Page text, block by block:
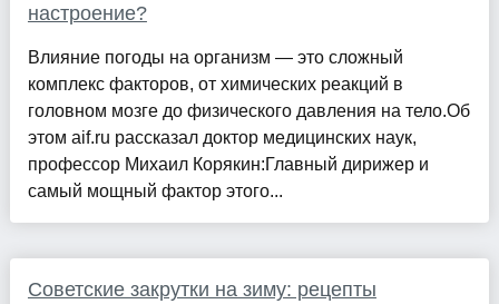
настроение?
Влияние погоды на организм — это сложный
комплекс факторов, от химических реакций в
головном мозге до физического давления на тело.Об
этом aif.ru рассказал доктор медицинских наук,
профессор Михаил Корякин:Главный дирижер и
самый мощный фактор этого...
Советские закрутки на зиму: рецепты